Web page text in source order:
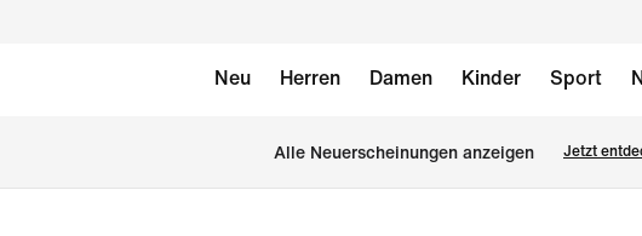
Neu Herren Damen Kinder Sport
Alle Neuerscheinungen anzeigen Jetzt